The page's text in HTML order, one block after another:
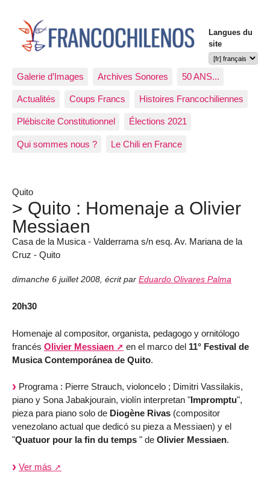
Langues du
site
Galerie d’Images Archives Sonores 50 ANS...
Actualités Coups Francs Histoires Francochiliennes
Plébiscite Constitutionnel Élections 2021
Qui sommes nous ? Le Chili en France
Quito
> Quito : Homenaje a Olivier
Messiaen
Casa de la Musica - Valderrama s/n esq. Av. Mariana de la
Cruz - Quito
dimanche 6 juillet 2008, écrit par Eduardo Olivares Palma
20h30
Homenaje al compositor, organista, pedagogo y ornitólogo
francés Olivier Messiaen en el marco del 11° Festival de
Musica Contemporánea de Quito.
Programa : Pierre Strauch, violoncelo ; Dimitri Vassilakis,
piano y Sona Jabakjourain, violín interpretan "Impromptu",
pieza para piano solo de Diogène Rivas (compositor
venezolano actual que dedicó su pieza a Messiaen) y el
"Quatuor pour la fin du temps " de Olivier Messiaen.
Ver más